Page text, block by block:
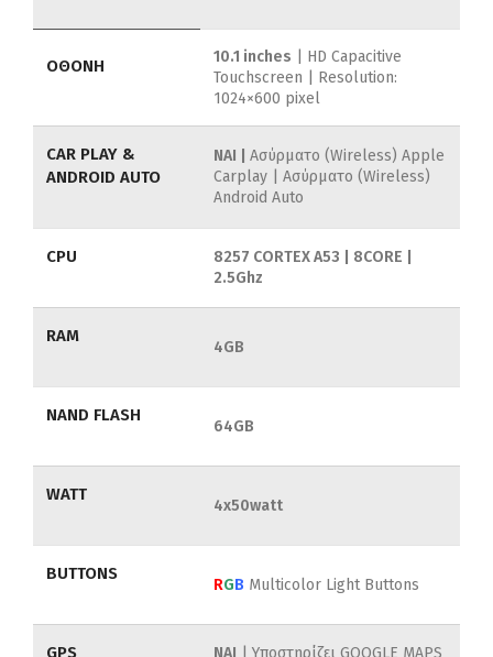
ΟΘΟΝΗ 10.1 inches | HD Capacitive
Touchscreen | Resolution:
1024×600 pixel
CAR PLAY &
ANDROID AUTO
ΝΑΙ | Ασύρματο (Wireless) Apple
Carplay | Ασύρματο (Wireless)
Android Auto
CPU
8257 CORTEX A53 | 8CORE |
2.5Ghz
RAM
4GB
NAND FLASH
64GB
WATT
4x50watt
BUTTONS
RGB Multicolor Light Buttons
GPS